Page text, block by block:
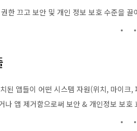
한 끄고 보안 및 개인 정보 보호 수준을 끌
된 앱들이 어떤 시스템 자원(위치, 마이크
나 앱 제거함으로써 보안 & 개인정보 보호